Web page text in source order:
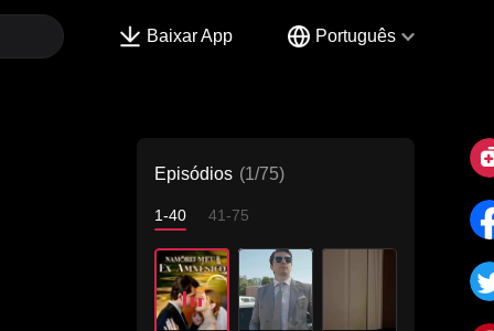
Baixar App Português
Episódios (1/75)
1-40 41-75